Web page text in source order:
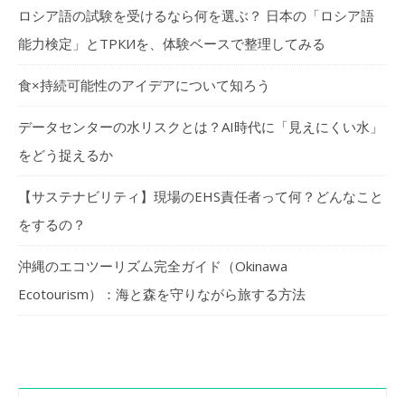
ロシア語の試験を受けるなら何を選ぶ？ 日本の「ロシア語
能力検定」とТРКИを、体験ベースで整理してみる
食×持続可能性のアイデアについて知ろう
データセンターの水リスクとは？AI時代に「見えにくい水」
をどう捉えるか
【サステナビリティ】現場のEHS責任者って何？どんなこと
をするの？
沖縄のエコツーリズム完全ガイド（Okinawa
Ecotourism）：海と森を守りながら旅する方法